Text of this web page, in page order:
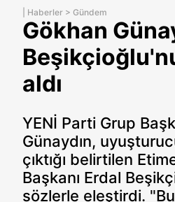
Haberler > Gündem
Gökhan
aldı
YENİ Parti Grup
Günaydın,
çıktığı belirtilen
Başkanı Erdal
sözlerle eleştirdi.